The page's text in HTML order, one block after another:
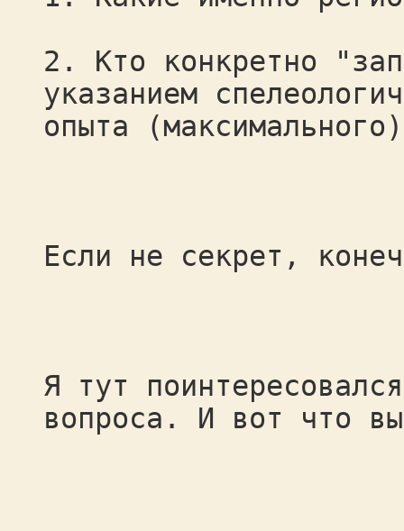
2. Кто конкретно
указанием
опыта
Если не секрет,
Я тут
вопроса. И вот что